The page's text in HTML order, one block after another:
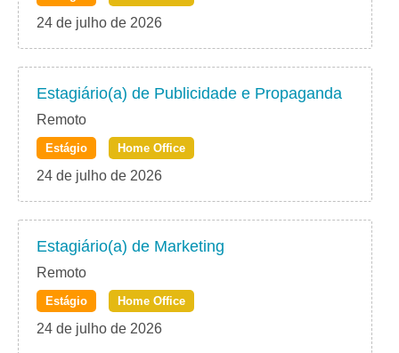
24 de julho de 2026
Estagiário(a) de Publicidade e Propaganda
Remoto
Estágio Home Office
24 de julho de 2026
Estagiário(a) de Marketing
Remoto
Estágio Home Office
24 de julho de 2026